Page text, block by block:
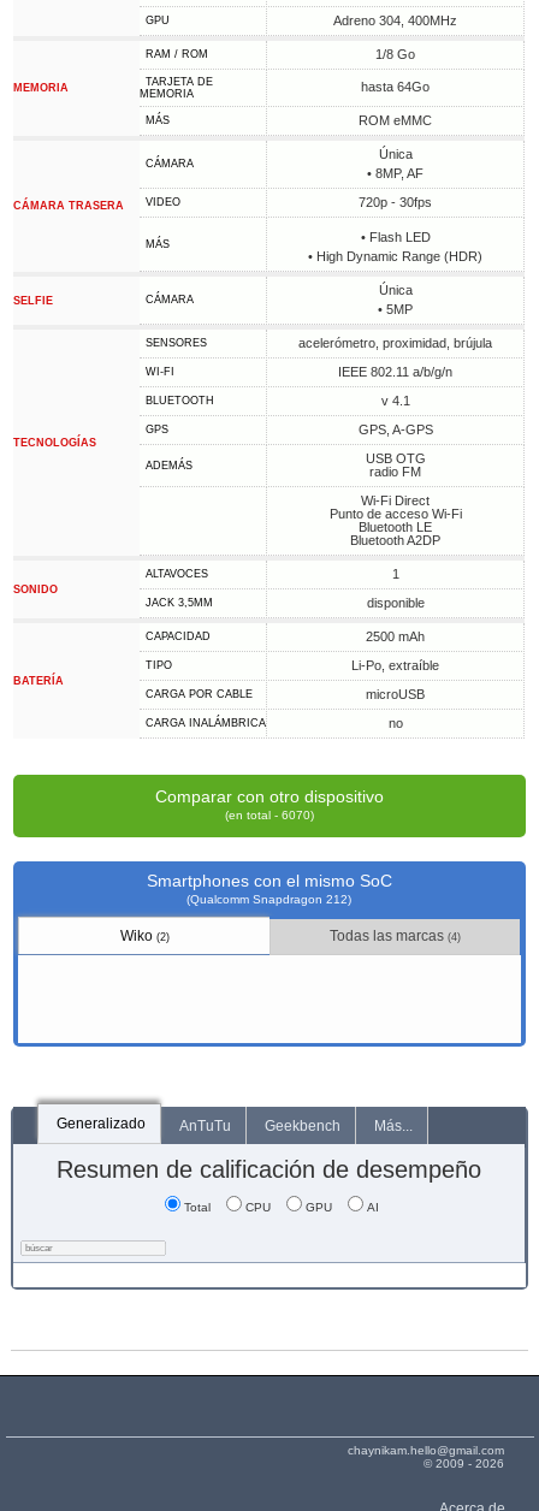
GPU Adreno 304, 400MHz
MEMORIA
RAM / ROM 1/8 Go
TARJETA DE
MEMORIA
hasta 64Go
MÁS ROM eMMC
CÁMARA TRASERA
CÁMARA
Única
• 8MP, AF
VIDEO 720p - 30fps
MÁS
• Flash LED
• High Dynamic Range (HDR)
SELFIE CÁMARA
Única
• 5MP
TECNOLOGÍAS
SENSORES acelerómetro, proximidad, brújula
WI-FI IEEE 802.11 a/b/g/n
BLUETOOTH v 4.1
GPS GPS, A-GPS
ADEMÁS
USB OTG
radio FM
Wi-Fi Direct
Punto de acceso Wi-Fi
Bluetooth LE
Bluetooth A2DP
SONIDO
ALTAVOCES 1
JACK 3,5MM disponible
BATERÍA
CAPACIDAD 2500 mAh
TIPO Li-Po, extraíble
CARGA POR CABLE microUSB
CARGA INALÁMBRICA no
Comparar con otro dispositivo
(en total - 6070)
Smartphones con el mismo SoC
(Qualcomm Snapdragon 212)
Wiko (2) Todas las marcas(4)
Generalizado AnTuTu Geekbench Más...
Resumen de calificación de desempeño
Total CPU GPU AI
chaynikam.hello@gmail.com
© 2009 - 2026